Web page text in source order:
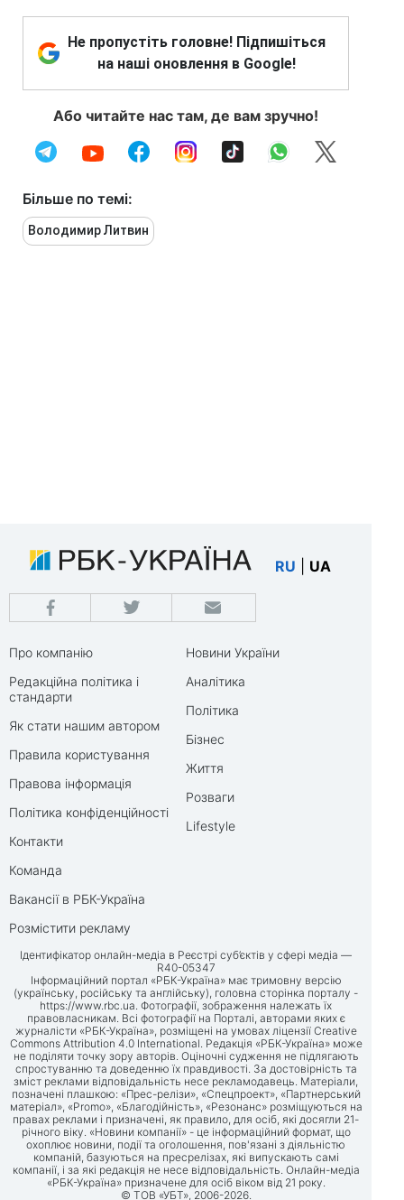
Не пропустіть головне! Підпишіться
на наші оновлення в Google!
Або читайте нас там, де вам зручно!
Більше по темі:
Володимир Литвин
RU UA
Про компанію
Редакційна політика і
стандарти
Як стати нашим автором
Правила користування
Правова інформація
Політика конфіденційності
Контакти
Команда
Вакансії в РБК-Україна
Розмістити рекламу
Новини України
Аналітика
Політика
Бізнес
Життя
Розваги
Lifestyle
Ідентифікатор онлайн-медіа в Реєстрі суб’єктів у сфері медіа —
R40-05347
Інформаційний портал «РБК-Україна» має тримовну версію
(українську, російську та англійську), головна сторінка порталу -
https://www.rbc.ua. Фотографії, зображення належать їх
правовласникам. Всі фотографії на Порталі, авторами яких є
журналісти «РБК-Україна», розміщені на умовах ліцензії Creative
Commons Attribution 4.0 International. Редакція «РБК-Україна» може
не поділяти точку зору авторів. Оціночні судження не підлягають
спростуванню та доведенню їх правдивості. За достовірність та
зміст реклами відповідальність несе рекламодавець. Матеріали,
позначені плашкою: «Прес-релізи», «Спецпроект», «Партнерський
матеріал», «Promo», «Благодійність», «Резонанс» розміщуються на
правах реклами і призначені, як правило, для осіб, які досягли 21-
річного віку. «Новини компанії» - це інформаційний формат, що
охоплює новини, події та оголошення, пов'язані з діяльністю
компаній, базуються на пресрелізах, які випускають самі
компанії, і за які редакція не несе відповідальність. Онлайн-медіа
«РБК-Україна» призначене для осіб віком від 21 року.
© ТОВ «УБТ», 2006-2026.